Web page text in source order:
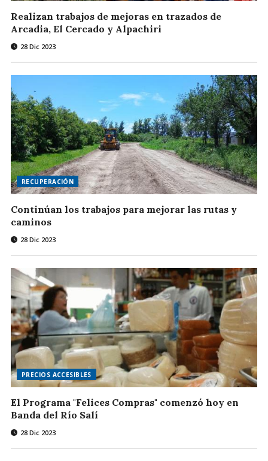
Realizan trabajos de mejoras en trazados de
Arcadia, El Cercado y Alpachiri
28 Dic 2023
RECUPERACIÓN
Continúan los trabajos para mejorar las rutas y
caminos
28 Dic 2023
PRECIOS ACCESIBLES
El Programa "Felices Compras" comenzó hoy en
Banda del Río Salí
28 Dic 2023